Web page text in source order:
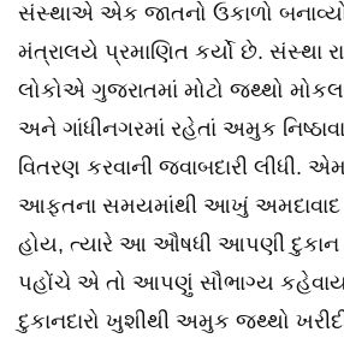
સંસ્થાએ એક જાતનો ઉકાળો
મંત્રાલયે પ્રમાણિત કર્યો છે. સંસ્થા
લોકોએ ગુજરાતમાં મોટો જથ્થો
અને ગાંધીનગરમાં રહેતાં અમુક
વિતરણ કરવાની જવાબદારી
આફતના સમયમાંથી આખું અમદાવાદ
હોય, ત્યારે આ ઔષધી આપણી દુકાન
પહોંચે એ તો આપણું સૌભાગ્ય
દુકાનદારો ખુશીથી અમુક જથ્થો